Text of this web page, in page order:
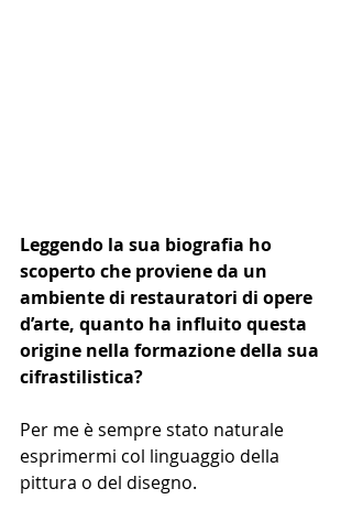
Leggendo la sua biografia ho
scoperto che proviene da un
ambiente di restauratori di opere
d’arte, quanto ha influito questa
origine nella formazione della sua
cifrastilistica?
Per me è sempre stato naturale
esprimermi col linguaggio della
pittura o del disegno.